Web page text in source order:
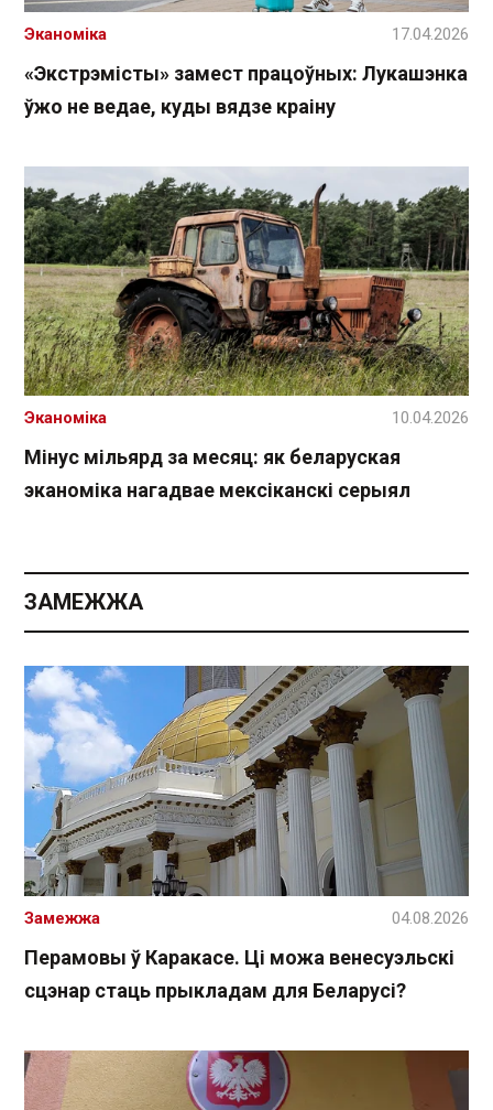
«Экстрэмісты» замест працоўных: Лукашэнка
ўжо не ведае, куды вядзе краіну
Эканоміка 17.04.2026
Мінус мільярд за месяц: як беларуская
эканоміка нагадвае мексіканскі серыял
Эканоміка 10.04.2026
ЗАМЕЖЖА
Перамовы ў Каракасе. Ці можа венесуэльскі
сцэнар стаць прыкладам для Беларусі?
Замежжа 04.08.2026